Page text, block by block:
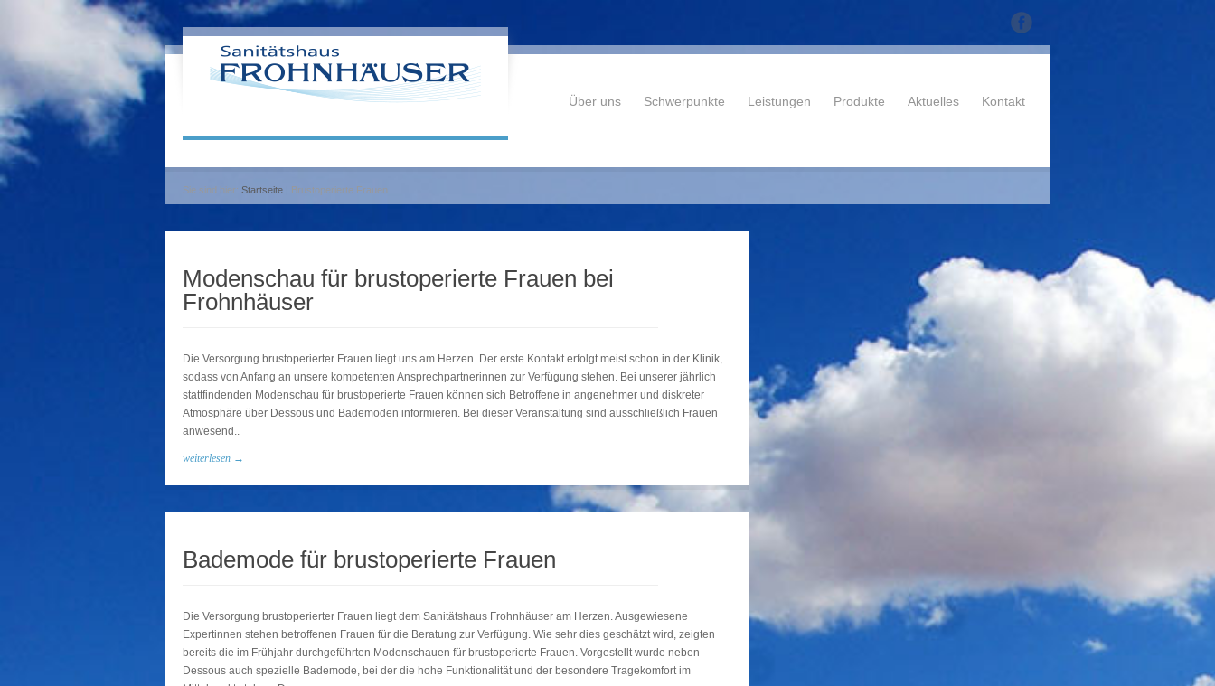
Über uns Schwerpunkte Leistungen Produkte Aktuelles Kontakt
Sie sind hier: Startseite | Brustoperierte Frauen
Modenschau für brustoperierte Frauen bei
Frohnhäuser
Die Versorgung brustoperierter Frauen liegt uns am Herzen. Der erste Kontakt erfolgt meist schon in der Klinik,
sodass von Anfang an unsere kompetenten Ansprechpartnerinnen zur Verfügung stehen. Bei unserer jährlich
stattfindenden Modenschau für brustoperierte Frauen können sich Betroffene in angenehmer und diskreter
Atmosphäre über Dessous und Bademoden informieren. Bei dieser Veranstaltung sind ausschließlich Frauen
anwesend..
weiterlesen →
Bademode für brustoperierte Frauen
Die Versorgung brustoperierter Frauen liegt dem Sanitätshaus Frohnhäuser am Herzen. Ausgewiesene
Expertinnen stehen betroffenen Frauen für die Beratung zur Verfügung. Wie sehr dies geschätzt wird, zeigten
bereits die im Frühjahr durchgeführten Modenschauen für brustoperierte Frauen. Vorgestellt wurde neben
Dessous auch spezielle Bademode, bei der die hohe Funktionalität und der besondere Tragekomfort im